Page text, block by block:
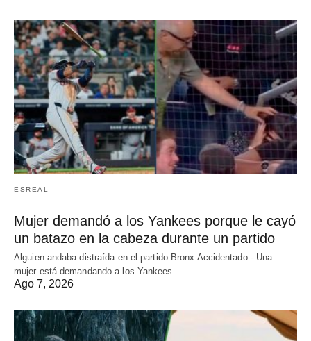
ESREAL
Mujer demandó a los Yankees porque le cayó
un batazo en la cabeza durante un partido
Alguien andaba distraída en el partido Bronx Accidentado.- Una
mujer está demandando a los Yankees…
Ago 7, 2026